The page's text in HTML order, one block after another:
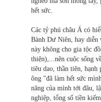
hết sức.
Các tỷ phú châu Á có
Bành Dư Niên, hay diễn
này không cho gia tộc
thiện),...nên cuộc sống
tiêu dao, thần tiên, hạnh
ông "đã làm hết sức
năng của mình tới đâu,
nghiệp, tổng số tiền